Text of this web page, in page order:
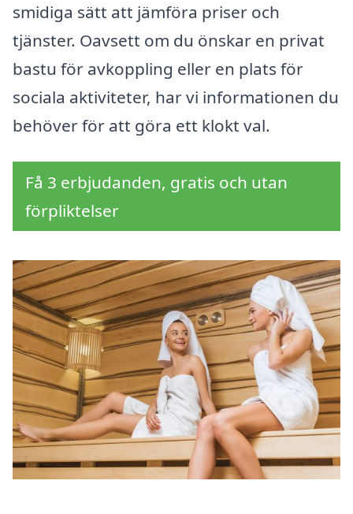
smidiga sätt att jämföra priser och
tjänster. Oavsett om du önskar en privat
bastu för avkoppling eller en plats för
sociala aktiviteter, har vi informationen du
behöver för att göra ett klokt val.
Få 3 erbjudanden, gratis och utan
förpliktelser